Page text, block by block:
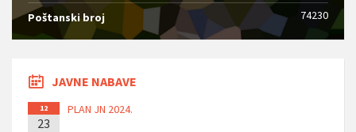
Poštanski broj 74230
JAVNE NABAVE
12
23
PLAN JN 2024.